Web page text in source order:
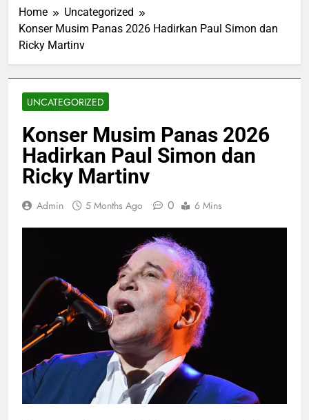
Home
Uncategorized
Konser Musim Panas 2026 Hadirkan Paul Simon dan
Ricky Martinv
UNCATEGORIZED
Konser Musim Panas 2026
Hadirkan Paul Simon dan
Ricky Martinv
Admin 5 Months Ago 0 6 Mins